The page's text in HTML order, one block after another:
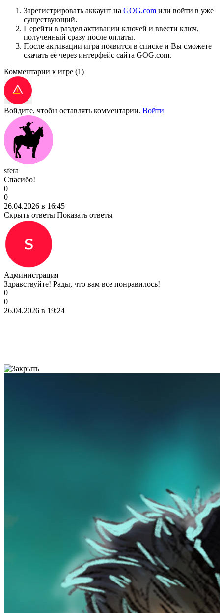
Зарегистрировать аккаунт на GOG.com или войти в уже
существующий.
Перейти в раздел активации ключей и ввести ключ,
полученный сразу после оплаты.
После активации игра появится в списке и Вы сможете
скачать её через интерфейс сайта GOG.com.
Комментарии к игре (1)
Войдите, чтобы оставлять комментарии. Войти
sfera
Спасибо!
0
0
26.04.2026 в 16:45
Скрыть ответы Показать ответы
Администрация
Здравствуйте! Рады, что вам все понравилось!
0
0
26.04.2026 в 19:24